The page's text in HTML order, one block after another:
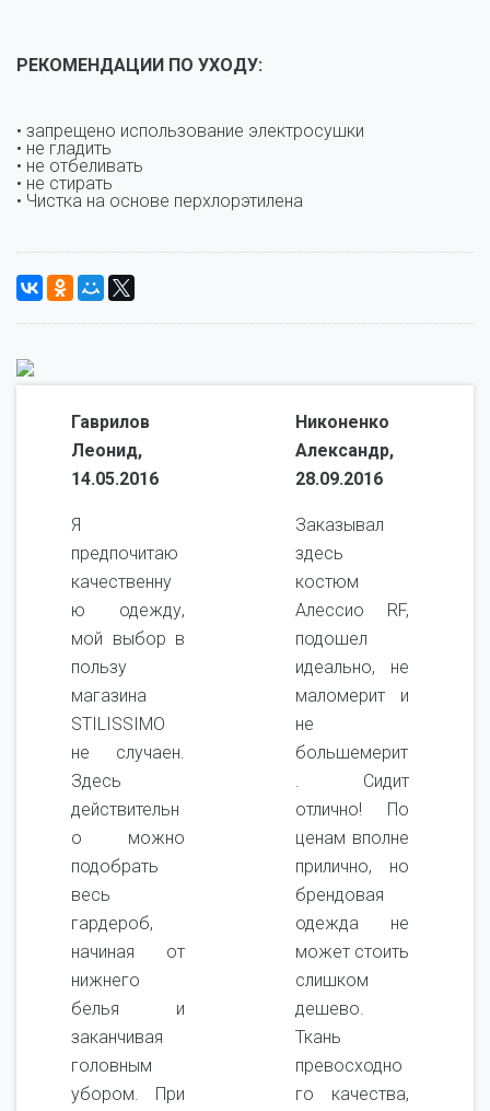
РЕКОМЕНДАЦИИ ПО УХОДУ:
• запрещено использование электросушки
• не гладить
• не отбеливать
• не стирать
• Чистка на основе перхлорэтилена
Гаврилов
Леонид,
14.05.2016
Я
предпочитаю
качественну
ю одежду,
мой выбор в
пользу
магазина
STILISSIMO
не случаен.
Здесь
действительн
о можно
подобрать
весь
гардероб,
начиная от
нижнего
белья и
заканчивая
головным
убором. При
Никоненко
Александр,
28.09.2016
Заказывал
здесь
костюм
Алессио RF,
подошел
идеально, не
маломерит и
не
большемерит
. Сидит
отлично! По
ценам вполне
прилично, но
брендовая
одежда не
может стоить
слишком
дешево.
Ткань
превосходно
го качества,